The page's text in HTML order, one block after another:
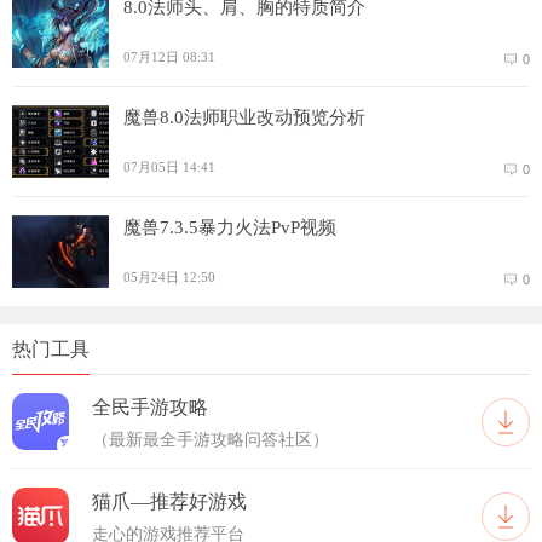
8.0法师头、肩、胸的特质简介
07月12日 08:31 0
魔兽8.0法师职业改动预览分析
07月05日 14:41 0
魔兽7.3.5暴力火法PvP视频
05月24日 12:50 0
热门工具
全民手游攻略
（最新最全手游攻略问答社区）
猫爪—推荐好游戏
走心的游戏推荐平台